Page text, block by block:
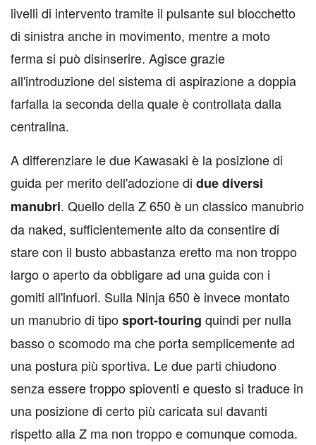
livelli di intervento tramite il pulsante sul blocchetto
di sinistra anche in movimento, mentre a moto
ferma si può disinserire. Agisce grazie
all'introduzione del sistema di aspirazione a doppia
farfalla la seconda della quale è controllata dalla
centralina.
A differenziare le due Kawasaki è la posizione di
guida per merito dell'adozione di due diversi
manubri. Quello della Z 650 è un classico manubrio
da naked, sufficientemente alto da consentire di
stare con il busto abbastanza eretto ma non troppo
largo o aperto da obbligare ad una guida con i
gomiti all'infuori. Sulla Ninja 650 è invece montato
un manubrio di tiposport-touring quindi per nulla
basso o scomodo ma che porta semplicemente ad
una postura più sportiva. Le due parti chiudono
senza essere troppo spioventi e questo si traduce in
una posizione di certo più caricata sul davanti
rispetto alla Z ma non troppo e comunque comoda.